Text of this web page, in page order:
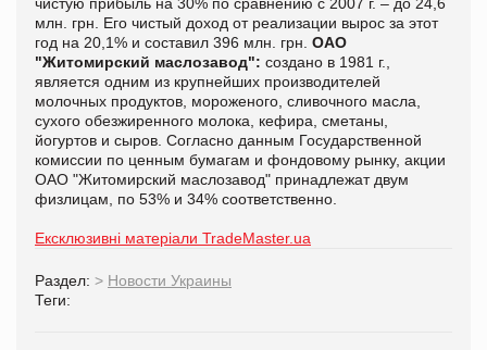
млн. грн. Его чистый доход от реализации вырос за этот
год на 20,1% и составил 396 млн. грн. ОАО
"Житомирский маслозавод": создано в 1981 г.,
является одним из крупнейших производителей
молочных продуктов, мороженого, сливочного масла,
сухого обезжиренного молока, кефира, сметаны,
йогуртов и сыров. Согласно данным Государственной
комиссии по ценным бумагам и фондовому рынку, акции
ОАО "Житомирский маслозавод" принадлежат двум
физлицам, по 53% и 34% соответственно.
Ексклюзивні матеріали TradeMaster.ua
Раздел: > Новости Украины
Теги: